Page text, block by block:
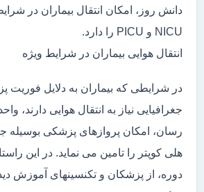
NICU و PICU را دارد.
انتقال هوایی بیماران در شرایط ویژه
در شرایطی که بیماران به دلایل فوریت
جغرافیایی نیاز به انتقال هوایی دارند،
رسان، امکان پروازهای پزشکی بوسیله
هلی کوپتر را تامین می نماید. در این
دوره، از پزشکان و تکنسینهای آموزش